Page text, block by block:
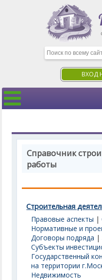
ВХОД
Справочник
работы
Строительная
Правовые аспекты |
Нормативные и
Договоры подряда |
Субъекты
Государственный
на территории
Недвижимость